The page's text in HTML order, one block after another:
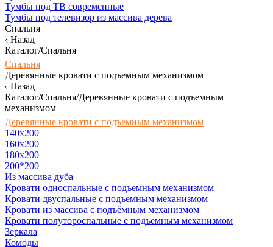
Тумбы под ТВ современные
Тумбы под телевизор из массива дерева
Спальня
Назад
Каталог/Спальня
Спальня
Деревянные кровати с подъемным механизмом
Назад
Каталог/Спальня/Деревянные кровати с подъемным
механизмом
Деревянные кровати с подъемным механизмом
140x200
160х200
180х200
200*200
Из массива дуба
Кровати односпальные с подъемным механизмом
Кровати двуспальные с подъемным механизмом
Кровати из массива с подъёмным механизмом
Кровати полутороспальные с подъемным механизмом
Зеркала
Комоды